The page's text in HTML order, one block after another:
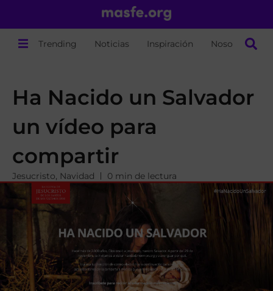
Trending Noticias Inspiración Nosotros
Ha Nacido un Salvador
un vídeo para
compartir
Jesucristo, Navidad 0 min de lectura